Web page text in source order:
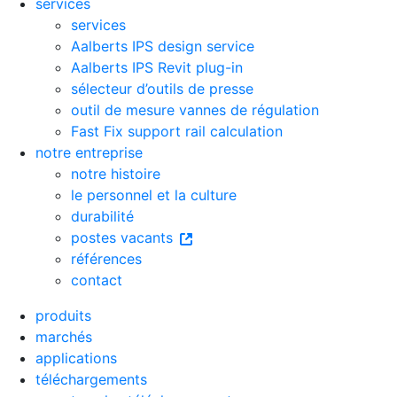
services
services
Aalberts IPS design service
Aalberts IPS Revit plug-in
sélecteur d’outils de presse
outil de mesure vannes de régulation
Fast Fix support rail calculation
notre entreprise
notre histoire
le personnel et la culture
durabilité
postes vacants
références
contact
produits
marchés
applications
téléchargements